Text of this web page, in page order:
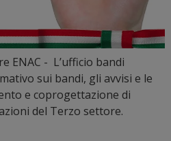
ENAC - L’ufficio bandi
sui bandi, gli avvisi e le
e coprogettazione di
del Terzo settore.